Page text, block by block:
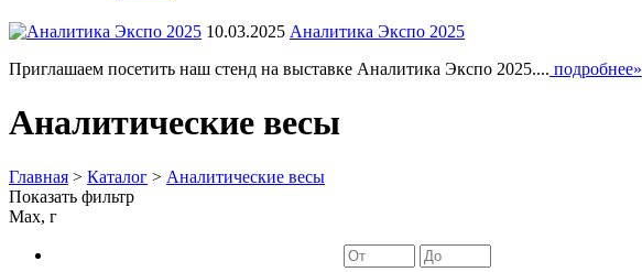
10.03.2025 Аналитика Экспо 2025
Приглашаем посетить наш стенд на выставке Аналитика Экспо 2025.... подробнее»
Аналитические весы
Главная > Каталог > Аналитические весы
Показать фильтр
Max, г